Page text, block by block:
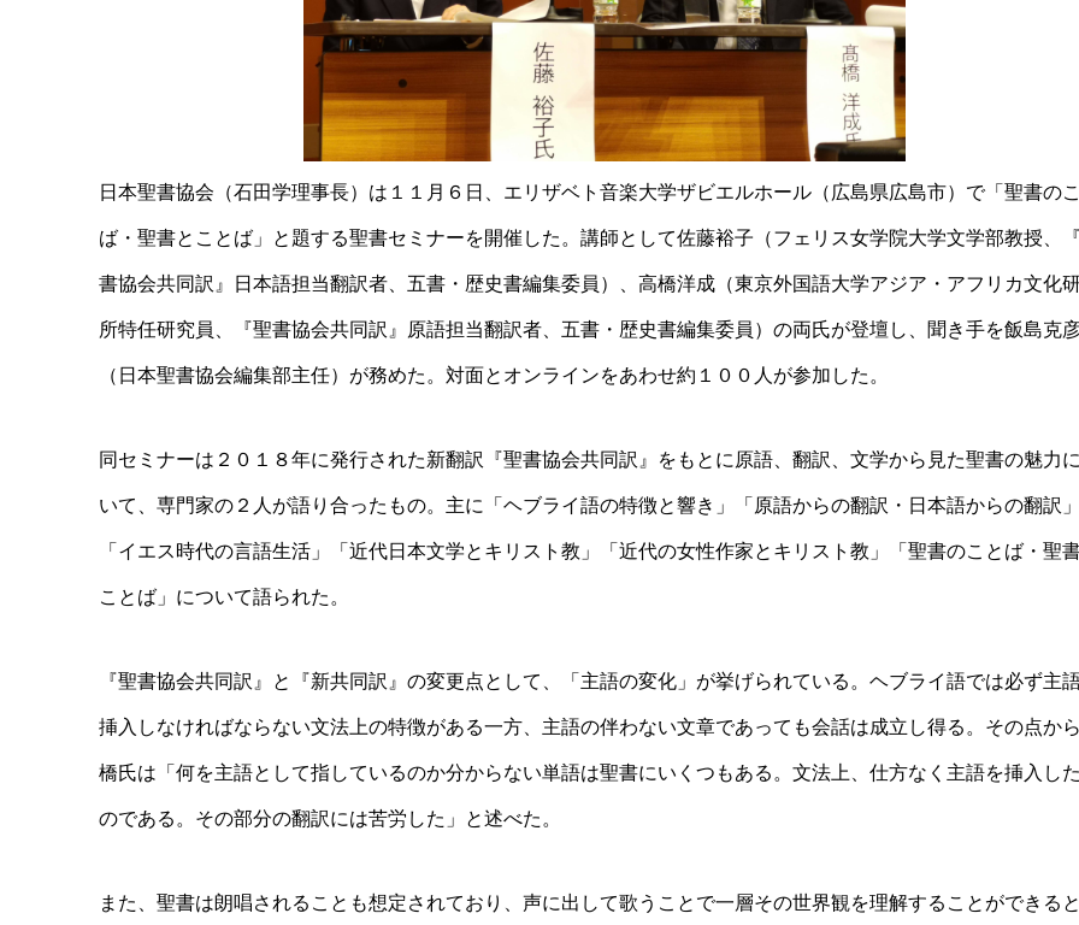
日本聖書協会（石田学理事長）は１１月６日、エリザベト音楽大学ザビエルホール（広島県広島市）で「聖書の
ば・聖書とことば」と題する聖書セミナーを開催した。講師として佐藤裕子（フェリス女学院大学文学部教授、
書協会共同訳』日本語担当翻訳者、五書・歴史書編集委員）、高橋洋成（東京外国語大学アジア・アフリカ文化
所特任研究員、『聖書協会共同訳』原語担当翻訳者、五書・歴史書編集委員）の両氏が登壇し、聞き手を飯島克
（日本聖書協会編集部主任）が務めた。対面とオンラインをあわせ約１００人が参加した。
同セミナーは２０１８年に発行された新翻訳『聖書協会共同訳』をもとに原語、翻訳、文学から見た聖書の魅力
いて、専門家の２人が語り合ったもの。主に「ヘブライ語の特徴と響き」「原語からの翻訳・日本語からの翻訳」
「イエス時代の言語生活」「近代日本文学とキリスト教」「近代の女性作家とキリスト教」「聖書のことば・聖
ことば」について語られた。
『聖書協会共同訳』と『新共同訳』の変更点として、「主語の変化」が挙げられている。ヘブライ語では必ず主
挿入しなければならない文法上の特徴がある一方、主語の伴わない文章であっても会話は成立し得る。その点か
橋氏は「何を主語として指しているのか分からない単語は聖書にいくつもある。文法上、仕方なく主語を挿入し
のである。その部分の翻訳には苦労した」と述べた。
また、聖書は朗唱されることも想定されており、声に出して歌うことで一層その世界観を理解することができる